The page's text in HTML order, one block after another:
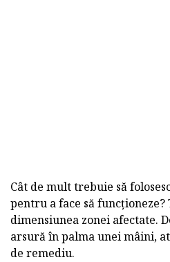
Cât de mult trebuie să
pentru a face să funcționeze?
dimensiunea zonei afectate.
arsură în palma unei mâini,
de remediu.